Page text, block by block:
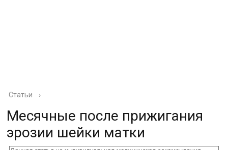
Статьи ›
Месячные после прижигания
эрозии шейки матки